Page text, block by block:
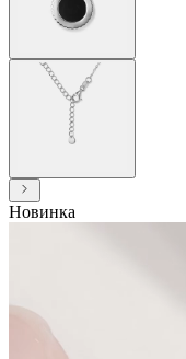
Новинка